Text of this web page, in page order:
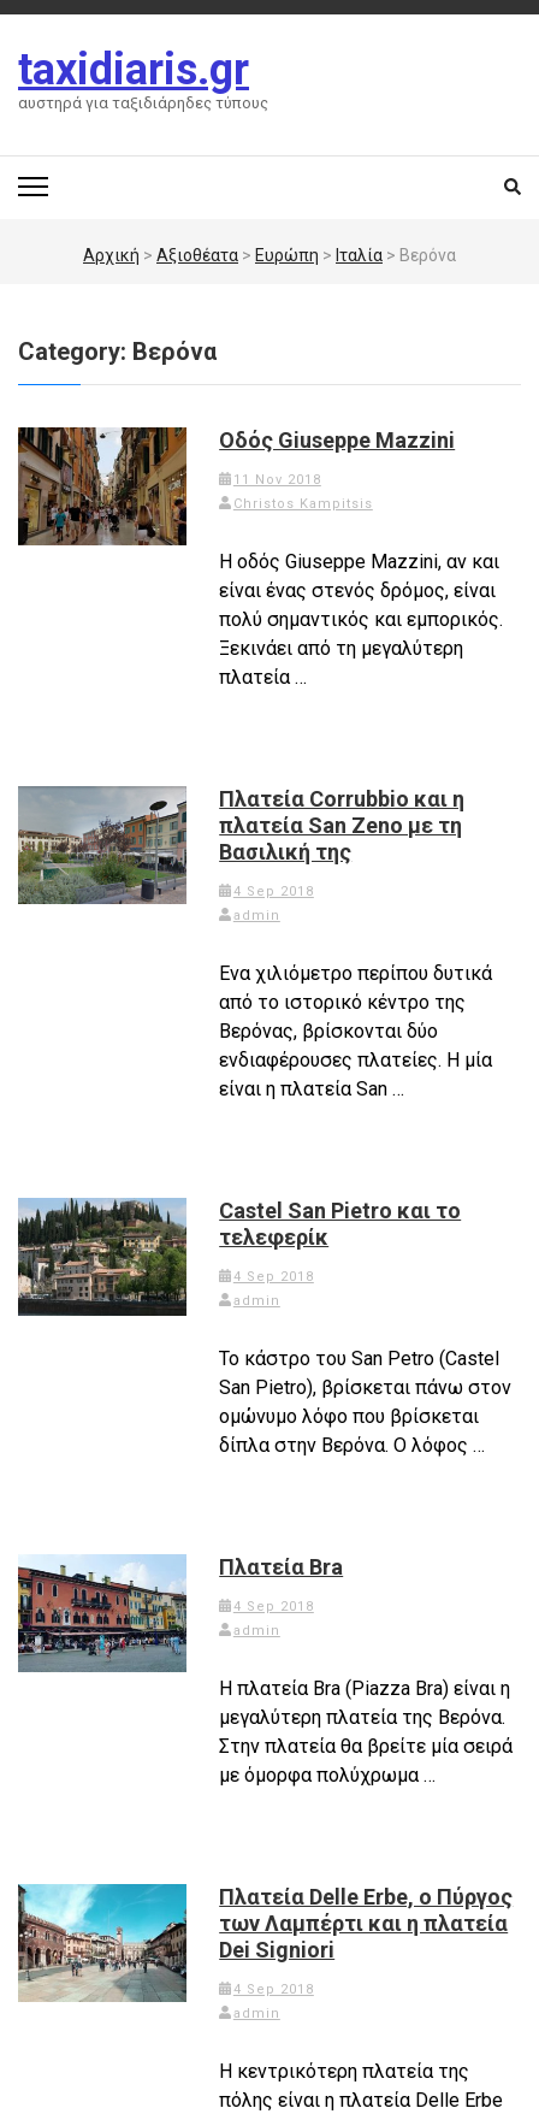
Skip
content
(Press
taxidiaris.gr
αυστηρά για ταξιδιάρηδες τύπους
Αρχική > Αξιοθέατα > Ευρώπη > Ιταλία > Βερόνα
Category: Βερόνα
Οδός Giuseppe Mazzini
11 Nov 2018
Christos Kampitsis
Η οδός Giuseppe Mazzini, αν και
είναι ένας στενός δρόμος, είναι
πολύ σημαντικός και εμπορικός.
Ξεκινάει από τη μεγαλύτερη
πλατεία …
Πλατεία Corrubbio και η
πλατεία San Zeno με τη
Βασιλική της
4 Sep 2018
admin
Ενα χιλιόμετρο περίπου δυτικά
από το ιστορικό κέντρο της
Βερόνας, βρίσκονται δύο
ενδιαφέρουσες πλατείες. Η μία
είναι η πλατεία San …
Castel San Pietro και το
τελεφερίκ
4 Sep 2018
admin
Το κάστρο του San Petro (Castel
San Pietro), βρίσκεται πάνω στον
ομώνυμο λόφο που βρίσκεται
δίπλα στην Βερόνα. Ο λόφος …
Πλατεία Bra
4 Sep 2018
admin
Η πλατεία Bra (Piazza Bra) είναι η
μεγαλύτερη πλατεία της Βερόνα.
Στην πλατεία θα βρείτε μία σειρά
με όμορφα πολύχρωμα …
Πλατεία Delle Erbe, ο Πύργος
των Λαµπέρτι και η πλατεία
Dei Signiori
4 Sep 2018
admin
Η κεντρικότερη πλατεία της
πόλης είναι η πλατεία Delle Erbe